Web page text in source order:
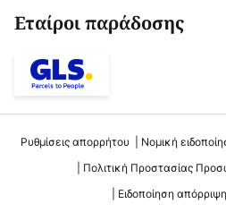
Εταίροι παράδοσης
Ρυθμίσεις απορρήτου Νομική
Πολιτική Προστασίας
Ειδοποίηση